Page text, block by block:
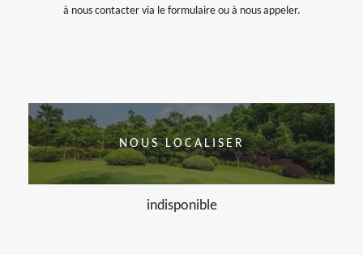
à nous contacter via le formulaire ou à nous appeler.
NOUS LOCALISER
indisponible